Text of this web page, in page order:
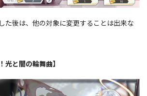
た後は、他の対象に変更することは出来な
光と闇の輪舞曲】